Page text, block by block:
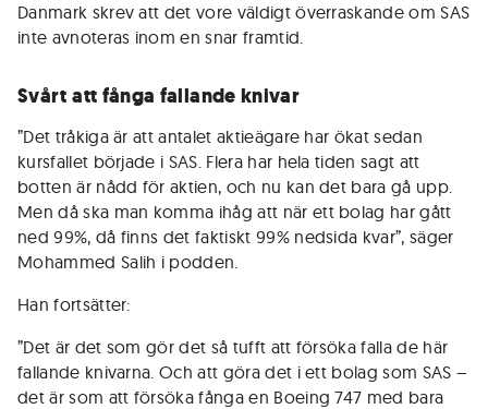
Danmark skrev att det vore väldigt överraskande om SAS
inte avnoteras inom en snar framtid.
Svårt att fånga fallande knivar
”Det tråkiga är att antalet aktieägare har ökat sedan
kursfallet började i SAS. Flera har hela tiden sagt att
botten är nådd för aktien, och nu kan det bara gå upp.
Men då ska man komma ihåg att när ett bolag har gått
ned 99%, då finns det faktiskt 99% nedsida kvar”, säger
Mohammed Salih i podden.
Han fortsätter:
”Det är det som gör det så tufft att försöka falla de här
fallande knivarna. Och att göra det i ett bolag som SAS –
det är som att försöka fånga en Boeing 747 med bara